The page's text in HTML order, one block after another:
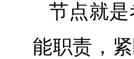
节点就
能职责，